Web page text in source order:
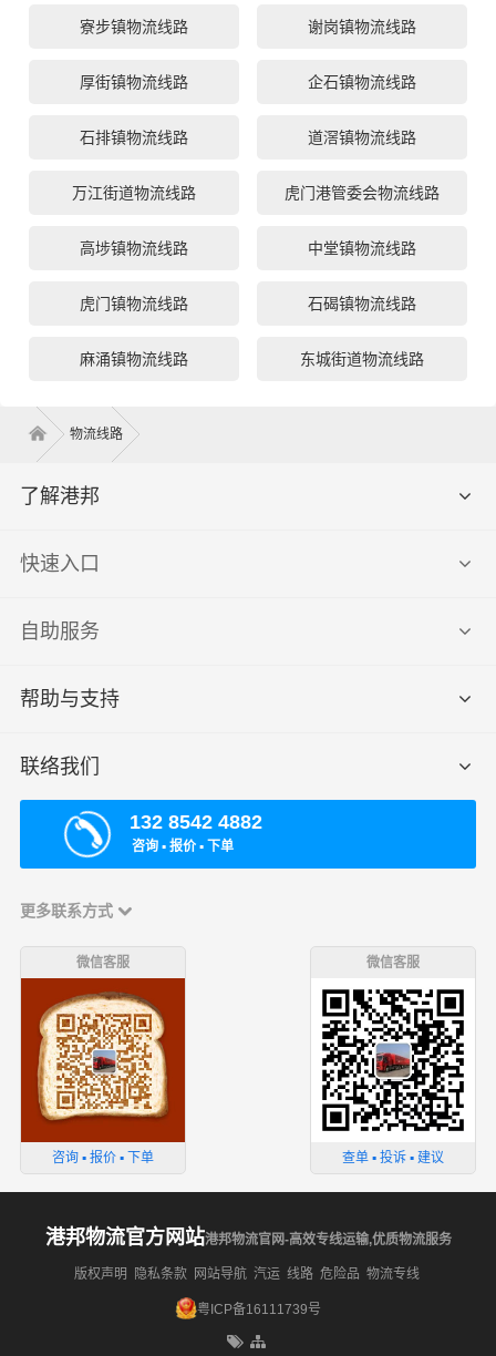
寮步镇物流线路 谢岗镇物流线路
厚街镇物流线路 企石镇物流线路
石排镇物流线路 道滘镇物流线路
万江街道物流线路 虎门港管委会物流线路
高埗镇物流线路 中堂镇物流线路
虎门镇物流线路 石碣镇物流线路
麻涌镇物流线路 东城街道物流线路
物流线路
了解港邦
快速入口
自助服务
帮助与支持
联络我们
132 8542 4882
咨询 ▪ 报价 ▪ 下单
更多联系方式
微信客服
咨询 ▪ 报价 ▪ 下单
微信客服
查单 ▪ 投诉 ▪ 建议
港邦物流官方网站港邦物流官网-高效专线运输,优质物流服务
版权声明 隐私条款 网站导航 汽运 线路 危险品 物流专线
粤ICP备16111739号